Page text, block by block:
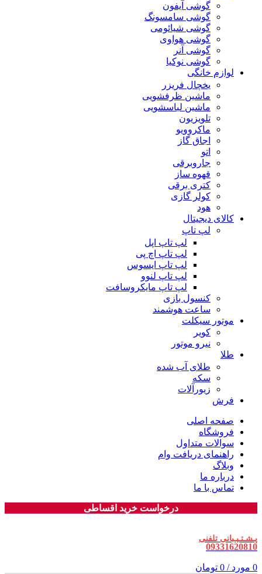
گوشی آیفون
گوشی سامسونگ
گوشی شیائومی
گوشی هواوی
گوشی آنر
گوشی نوکیا
لوازم خانگی
یخچال فریزر
ماشین ظرفشویی
ماشین لباسشویی
تلویزیون
ماکروویو
اجاق گاز
اتو
جاروبرقی
قهوه ساز
کتری برقی
کولر گازی
هود
کالای دیجیتال
لپ تاپ
لپ تاپ اپل
لپ تاپ اچ پی
لپ تاپ ایسوس
لپ تاپ لنوو
لپ تاپ مایکروسافت
کنسول بازی
ساعت هوشمند
موتور سیکلت
کویر
نیرو موتور
طلا
طلای آب شده
سکه
زیورآلات
فرش
صفحه اصلی
فروشگاه
سوالات متداول
راهنمای دریافت وام
وبلاگ
درباره ما
تماس با ما
درخواست خرید اقساطی
پـشـتـیـبانی تلفنی
09331620810
0 مورد /
0 تومان